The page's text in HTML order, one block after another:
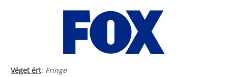
Véget ért: Fringe